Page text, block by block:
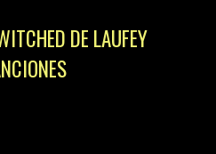
DE LAUFEY